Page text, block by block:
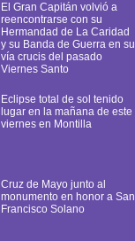
El Gran Capitán volvió a
reencontrarse con su
Hermandad de La Caridad
y su Banda de Guerra en su
vía crucis del pasado
Viernes Santo
Eclipse total de sol tenido
lugar en la mañana de este
viernes en Montilla
Cruz de Mayo junto al
monumento en honor a San
Francisco Solano